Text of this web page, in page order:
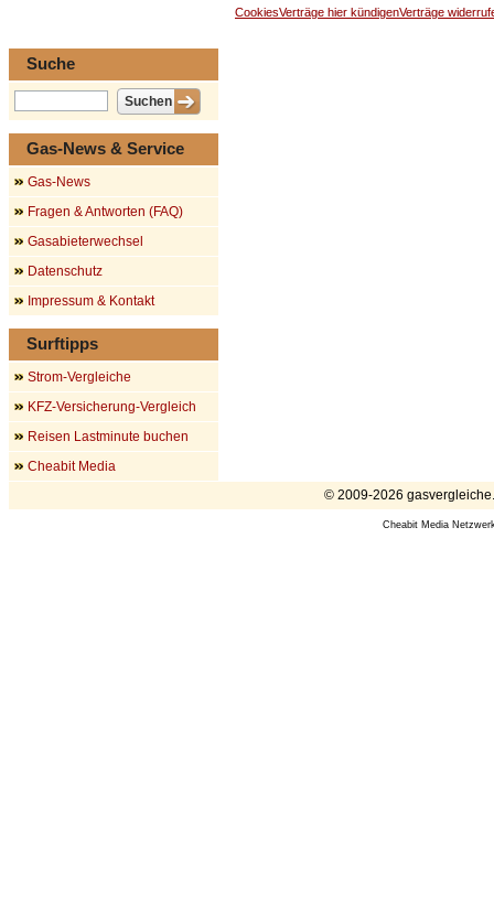
CookiesVerträge hier kündigenVerträge
Suche
Gas-News & Service
Gas-News
Fragen & Antworten (FAQ)
Gasabieterwechsel
Datenschutz
Impressum & Kontakt
Surftipps
Strom-Vergleiche
KFZ-Versicherung-Vergleich
Reisen Lastminute buchen
Cheabit Media
© 2009-2026
Cheabit Media